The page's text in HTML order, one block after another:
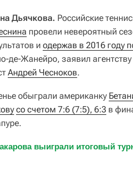
Дьячкова. Российские
провели невероятный
и одержав в 2016 году
де-Жанейро, заявил
Андрей Чесноков.
обыграли американку
со счетом 7:6 (7:5), 6:3 в
выиграли итоговый